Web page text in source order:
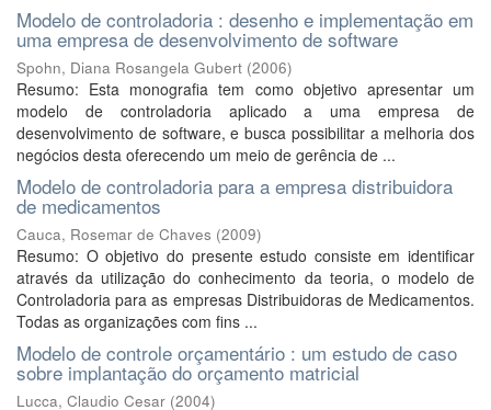
Modelo de controladoria : desenho e implementação em
uma empresa de desenvolvimento de software
Spohn, Diana Rosangela Gubert (2006)
Resumo: Esta monografia tem como objetivo apresentar um
modelo de controladoria aplicado a uma empresa de
desenvolvimento de software, e busca possibilitar a melhoria dos
negócios desta oferecendo um meio de gerência de ...
Modelo de controladoria para a empresa distribuidora
de medicamentos
Cauca, Rosemar de Chaves (2009)
Resumo: O objetivo do presente estudo consiste em identificar
através da utilização do conhecimento da teoria, o modelo de
Controladoria para as empresas Distribuidoras de Medicamentos.
Todas as organizações com fins ...
Modelo de controle orçamentário : um estudo de caso
sobre implantação do orçamento matricial
Lucca, Claudio Cesar (2004)